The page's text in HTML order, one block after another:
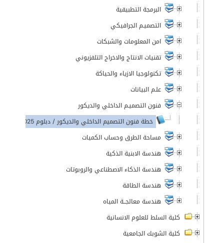
البرمجة التطبيقية
التصميـم الجرافيكي
امن المعلومات والشبكات
تقنيات الانتاج والاخراج التلفزيوني
تكنولوجيا الازياء والحياكة
علـم البيانات
فنون التصميـم الداخلي والديكور
خطة فنون التصميم الداخلي والديكور / دبلوم 2025-2026
مساحة الطرق وحساب الكميات
هندسة الابنية الذكية
هندسة الذكاء الاصطناعي والروبوتات
هندسة الطاقة
هندسة معالجــة المياه
كلية السلط للعلوم الانسانية
كلية الشوبك الجامعية